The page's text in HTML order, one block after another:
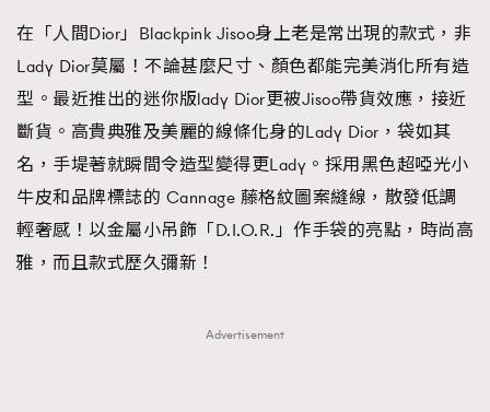
在「人間Dior」Blackpink Jisoo身上老是常出現的款式，非
Lady Dior莫屬！不論甚麼尺寸、顏色都能完美消化所有造
型。最近推出的迷你版lady Dior更被Jisoo帶貨效應，接近
斷貨。高貴典雅及美麗的線條化身的Lady Dior，袋如其
名，手堤著就瞬間令造型變得更Lady。採用黑色超啞光小
牛皮和品牌標誌的 Cannage 藤格紋圖案縫線，散發低調
輕奢感！以金屬小吊飾「D.I.O.R.」作手袋的亮點，時尚高
雅，而且款式歷久彌新！
Advertisement